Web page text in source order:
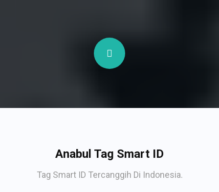
Anabul Tag Smart ID
Tag Smart ID Tercanggih Di Indonesia.